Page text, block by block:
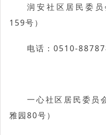
润安社区居民委
159号）
电话：0510-
一心社区居民委员
雅园80号）